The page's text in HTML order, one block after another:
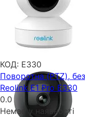
КОД: E330
Поворотна (PTZ),
Reolink E1 Pro E330
0.0
Немає у наявності